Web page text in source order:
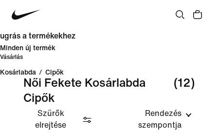
ugrás a termékekhez
Minden új termék
Vásárlás
Kosárlabda / Cipők
Női Fekete Kosárlabda
Cipők
(12)
Szűrők
elrejtése
Rendezés
szempontja